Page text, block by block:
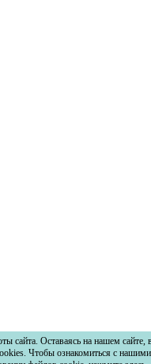
сайта. Оставаясь на нашем сайте,
Чтобы ознакомиться с нашими